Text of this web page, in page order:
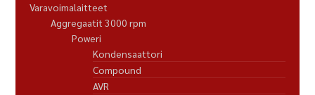
Varavoimalaitteet
Aggregaatit 3000 rpm
Poweri
Kondensaattori
Compound
AVR